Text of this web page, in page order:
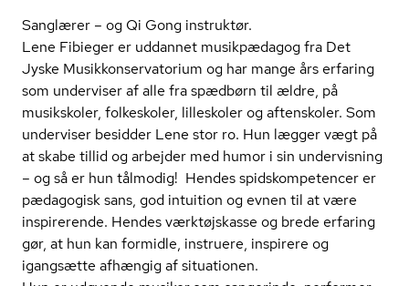
Sanglærer – og Qi Gong instruktør.
Lene Fibieger er uddannet musikpædagog fra Det
Jyske Mu­sik­kon­ser­va­to­ri­um og har mange års erfaring
som underviser af alle fra spædbørn til ældre, på
musikskoler, folkeskoler, lilleskoler og aftenskoler. Som
underviser besidder Lene stor ro. Hun lægger vægt på
at skabe tillid og arbejder med humor i sin undervisning
– og så er hun tålmodig! Hendes spids­kom­pe­ten­cer er
pædagogisk sans, god intuition og evnen til at være
inspirerende. Hendes værktøjskasse og brede erfaring
gør, at hun kan formidle, instruere, inspirere og
igangsætte afhængig af situationen.